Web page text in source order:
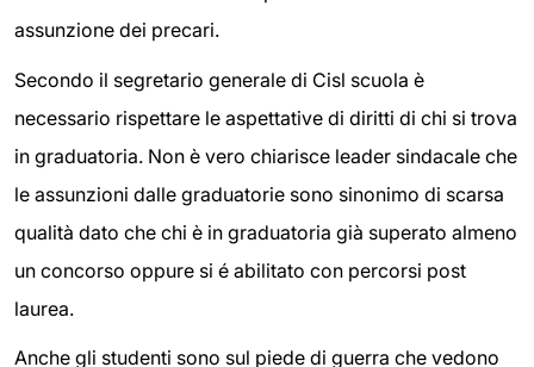
assunzione dei precari.
Secondo il segretario generale di Cisl scuola è
necessario rispettare le aspettative di diritti di chi si trova
in graduatoria. Non è vero chiarisce leader sindacale che
le assunzioni dalle graduatorie sono sinonimo di scarsa
qualità dato che chi è in graduatoria già superato almeno
un concorso oppure si é abilitato con percorsi post
laurea.
Anche gli studenti sono sul piede di guerra che vedono